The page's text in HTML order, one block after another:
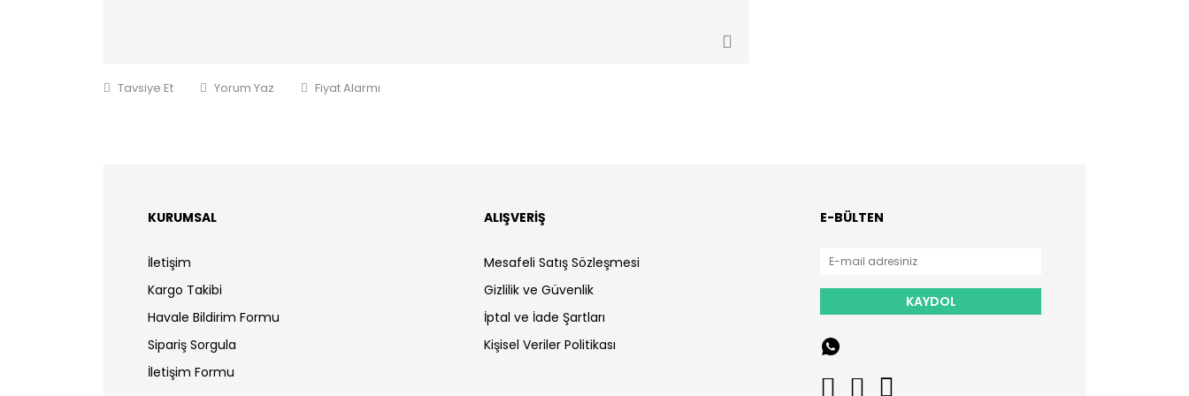
Tavsiye Et Yorum Yaz Fiyat Alarmı
KURUMSAL
İletişim
Kargo Takibi
Havale Bildirim Formu
Sipariş Sorgula
İletişim Formu
ALIŞVERİŞ
Mesafeli Satış Sözleşmesi
Gizlilik ve Güvenlik
İptal ve İade Şartları
Kişisel Veriler Politikası
E-BÜLTEN
KAYDOL